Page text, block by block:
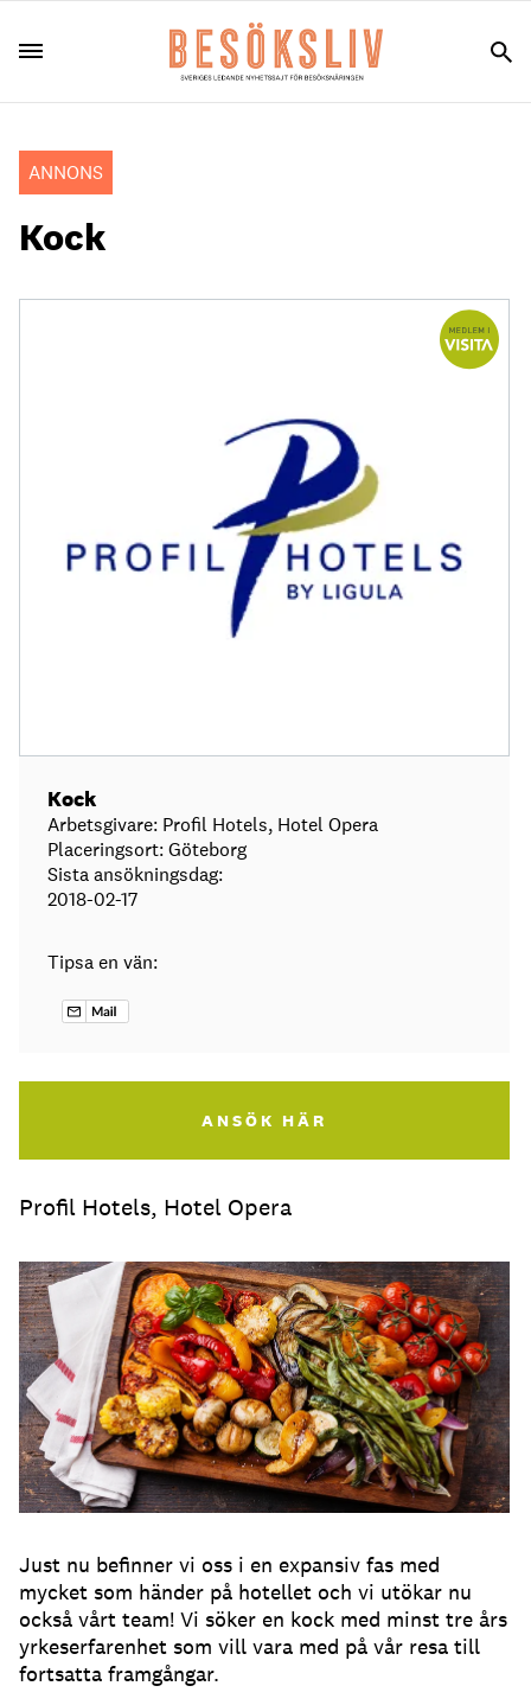
ANNONS
Kock
Profil Hotels, Hotel Opera
Just nu befinner vi oss i en expansiv fas med
mycket som händer på hotellet och vi utökar nu
också vårt team! Vi söker en kock med minst tre års
yrkeserfarenhet som vill vara med på vår resa till
fortsatta framgångar.
Kock
Arbetsgivare: Profil Hotels, Hotel Opera
Placeringsort: Göteborg
Sista ansökningsdag:
2018-02-17
Tipsa en vän:
ANSÖK HÄR